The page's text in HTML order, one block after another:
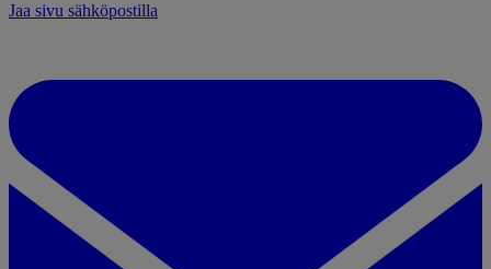
Jaa sivu sähköpostilla